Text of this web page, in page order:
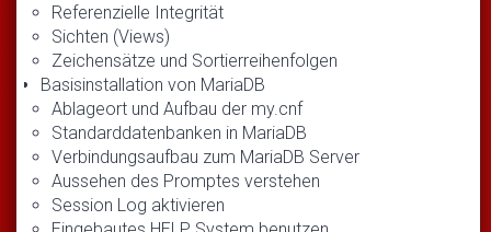
Referenzielle Integrität
Sichten (Views)
Zeichensätze und Sortierreihenfolgen
Basisinstallation von MariaDB
Ablageort und Aufbau der my.cnf
Standarddatenbanken in MariaDB
Verbindungsaufbau zum MariaDB Server
Aussehen des Promptes verstehen
Session Log aktivieren